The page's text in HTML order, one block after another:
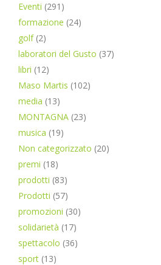
Eventi (291)
formazione (24)
golf(2)
laboratori del Gusto (37)
libri (12)
Maso Martis (102)
media (13)
MONTAGNA (23)
musica (19)
Non categorizzato (20)
premi (18)
prodotti (83)
Prodotti (57)
promozioni (30)
solidarietà (17)
spettacolo (36)
sport (13)